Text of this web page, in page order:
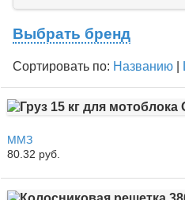
Выбрать бренд
Сортировать по: Названию
ММЗ
80.32 руб.